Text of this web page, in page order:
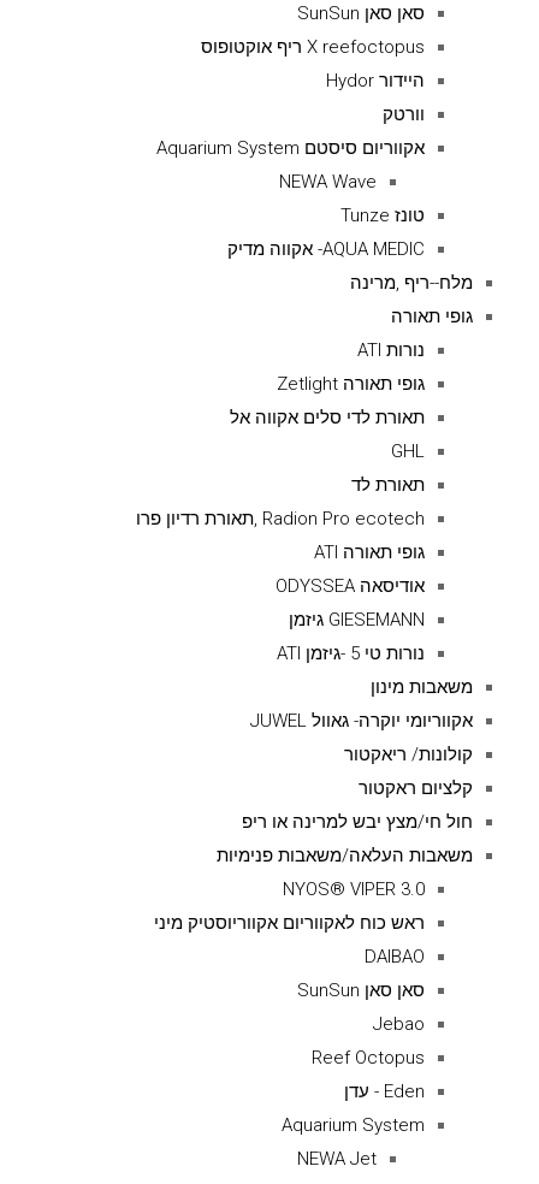
סאן סאן SunSun
X reefoctopus ריף אוקטופוס
היידור Hydor
וורטק
אקווריום סיסטם Aquarium System
NEWA Wave
טונז Tunze
AQUA MEDIC- אקווה מדיק
מלח--ריף ,מרינה
גופי תאורה
נורות ATI
גופי תאורה Zetlight
תאורת לדי סלים אקווה אל
GHL
תאורת לד
Radion Pro ecotech ,תאורת רדיון פרו
גופי תאורה ATI
אודיסאה ODYSSEA
GIESEMANN גיזמן
נורות טי 5 -גיזמן ATI
משאבות מינון
אקווריומי יוקרה- גאוול JUWEL
קולונות/ ריאקטור
קלציום ראקטור
חול חי/מצץ יבש למרינה או ריפ
משאבות העלאה/משאבות פנימיות
NYOS® VIPER 3.0
ראש כוח לאקווריום אקווריוסטיק מיני
DAIBAO
סאן סאן SunSun
Jebao
Reef Octopus
Eden - עדן
Aquarium System
NEWA Jet